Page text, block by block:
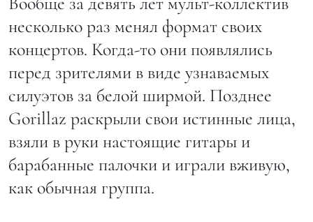
несколько раз менял формат своих
концертов. Когда-то они появлялись
перед зрителями в виде узнаваемых
силуэтов за белой ширмой. Позднее
Gorillaz раскрыли свои истинные лица,
взяли в руки настоящие гитары и
барабанные палочки и играли вживую,
как обычная группа.